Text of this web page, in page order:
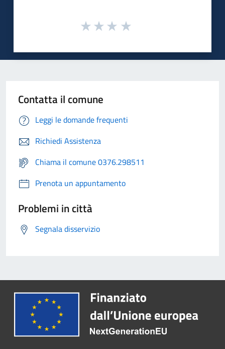
Contatta il comune
Leggi le domande frequenti
Richiedi Assistenza
Chiama il comune 0376.298511
Prenota un appuntamento
Problemi in città
Segnala disservizio